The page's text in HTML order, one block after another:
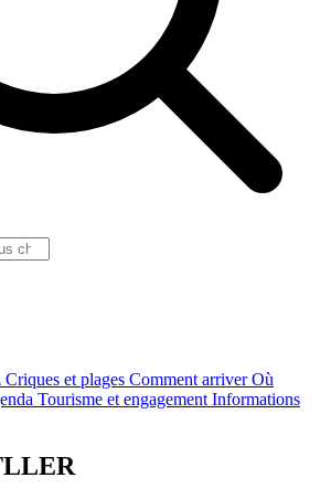
Criques et plages Comment arriverOù
Tourisme et engagement Informations